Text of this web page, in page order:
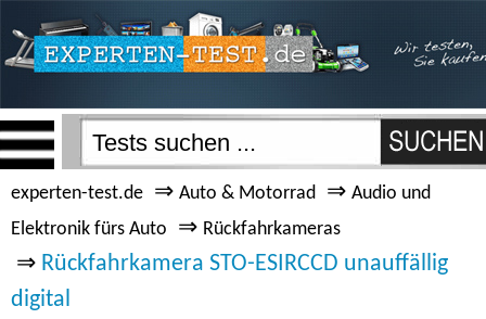
experten-test.de ⇒ Auto & Motorrad ⇒ Audio und
Elektronik fürs Auto
⇒ Rückfahrkameras
⇒ Rückfahrkamera STO-ESIRCCD unauffällig
digital